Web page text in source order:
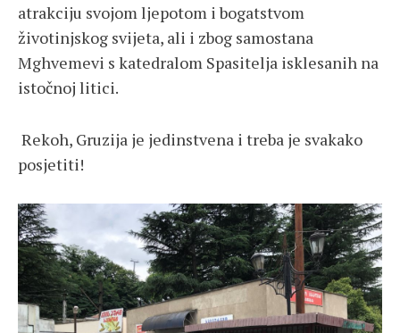
atrakciju svojom ljepotom i bogatstvom
životinjskog svijeta, ali i zbog samostana
Mghvemevi s katedralom Spasitelja isklesanih na
istočnoj litici.
Rekoh, Gruzija je jedinstvena i treba je svakako
posjetiti!